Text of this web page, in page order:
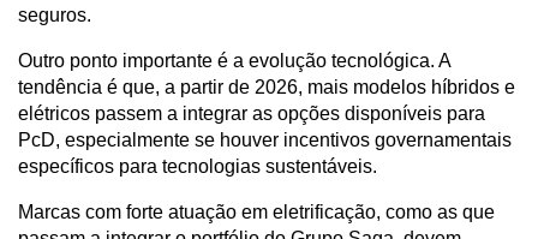
seguros.
Outro ponto importante é a evolução tecnológica. A
tendência é que, a partir de 2026, mais modelos híbridos e
elétricos passem a integrar as opções disponíveis para
PcD, especialmente se houver incentivos governamentais
específicos para tecnologias sustentáveis.
Marcas com forte atuação em eletrificação, como as que